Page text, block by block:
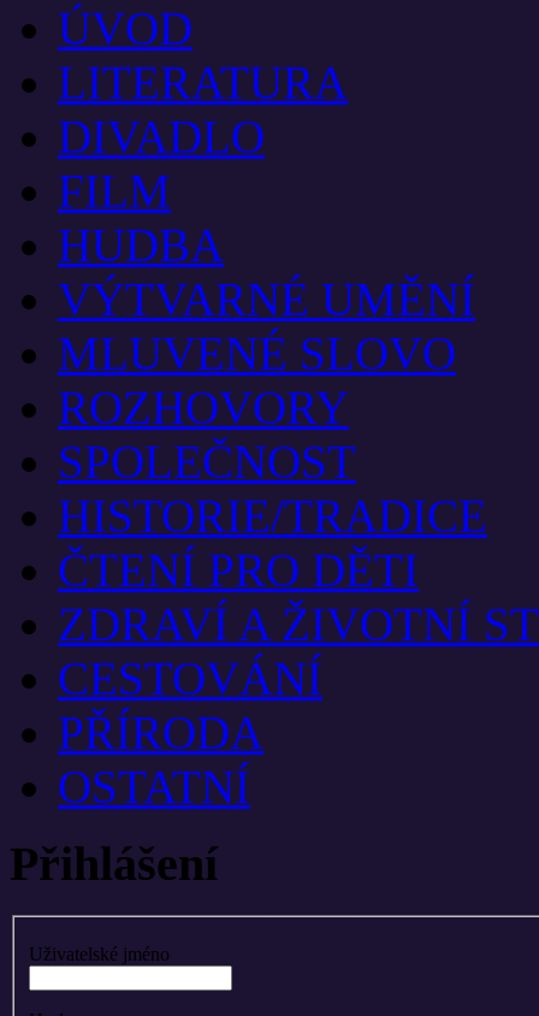
ÚVOD
LITERATURA
DIVADLO
FILM
HUDBA
VÝTVARNÉ UMĚNÍ
MLUVENÉ SLOVO
ROZHOVORY
SPOLEČNOST
HISTORIE/TRADICE
ČTENÍ PRO DĚTI
ZDRAVÍ A ŽIVOTNÍ
CESTOVÁNÍ
PŘÍRODA
OSTATNÍ
Přihlášení
Uživatelské jméno